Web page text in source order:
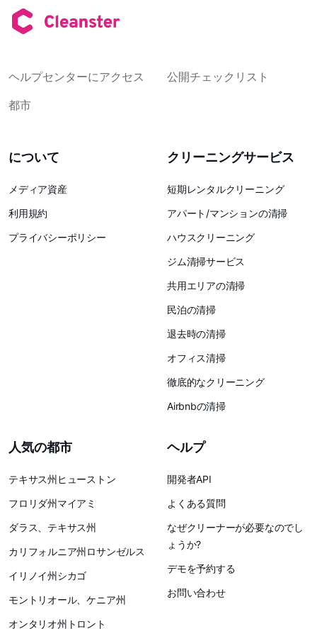
ヘルプセンターにアクセス
公開チェックリスト
都市
について
メディア資産
利用規約
プライバシーポリシー
クリーニングサービス
短期レンタルクリーニング
アパート/マンションの清掃
ハウスクリーニング
ジム清掃サービス
共用エリアの清掃
民泊の清掃
退去時の清掃
オフィス清掃
徹底的なクリーニング
Airbnbの清掃
人気の都市
テキサス州ヒューストン
フロリダ州マイアミ
ダラス、テキサス州
カリフォルニア州ロサンゼルス
イリノイ州シカゴ
モントリオール、ケニア州
オンタリオ州トロント
ヘルプ
開発者API
よくある質問
なぜクリーナーが必要なのでし
ょうか?
デモを予約する
お問い合わせ